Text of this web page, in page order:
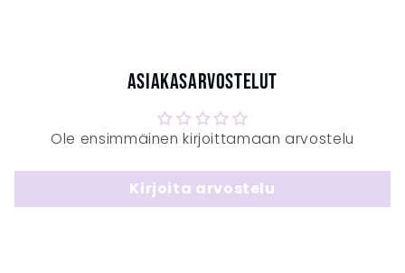
Asiakasarvostelut
Ole ensimmäinen kirjoittamaan arvostelu
Kirjoita arvostelu